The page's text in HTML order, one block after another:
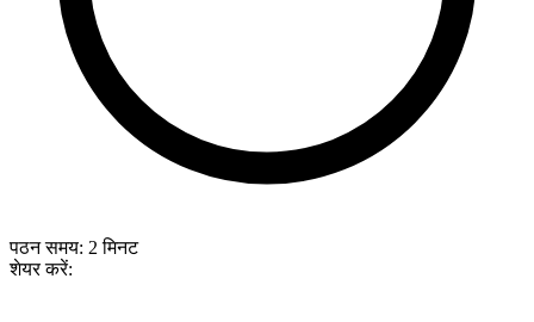
पठन समय: 2 मिनट
शेयर करें: